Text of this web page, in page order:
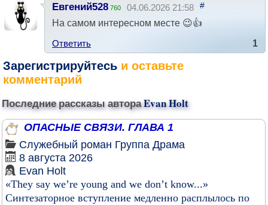
Евгений528 760 04.06.2026 21:58 #
На самом интересном месте 😉👍
Ответить
1
Зарегистрируйтесь и оставьте
комментарий
Последние рассказы автораEvan Holt
ОПАСНЫЕ СВЯЗИ. ГЛАВА 1
Служебный роман Группа Драма
8 августа 2026
Evan Holt
«They say we’re young and we don’t know...»
Синтезаторное вступление медленно расплылось по